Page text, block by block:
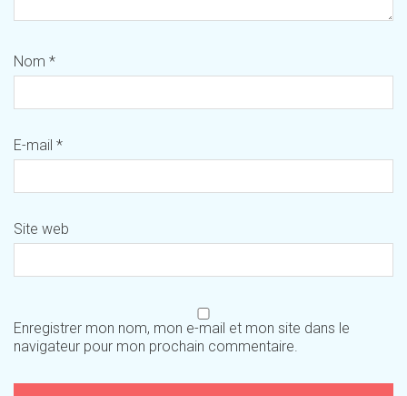
Nom *
E-mail *
Site web
Enregistrer mon nom, mon e-mail et mon site dans le
navigateur pour mon prochain commentaire.